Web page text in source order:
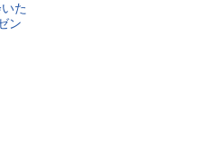
た
ン